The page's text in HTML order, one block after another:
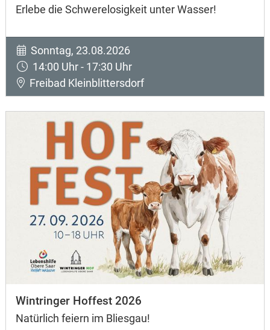
Erlebe die Schwerelosigkeit unter Wasser!
Sonntag, 23.08.2026
14:00 Uhr - 17:30 Uhr
Freibad Kleinblittersdorf
Wintringer Hoffest 2026
Natürlich feiern im Bliesgau!